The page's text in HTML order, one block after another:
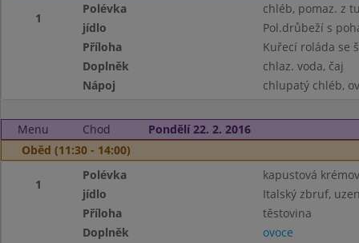
1
Polévka
chléb, pomaz. z
jídlo
Pol.drůbeží s
Příloha
Kuřecí roláda se
Doplněk
chlaz. voda, čaj
Nápoj
chlupatý chléb,
Menu Chod
Pondělí 22. 2. 2016
Oběd (11:30 - 14:00)
1
Polévka
kapustová
jídlo
Italský zbruf,
Příloha
těstovina
Doplněk
ovoce